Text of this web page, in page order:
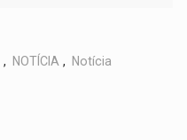
, NOTÍCIA , Notícia